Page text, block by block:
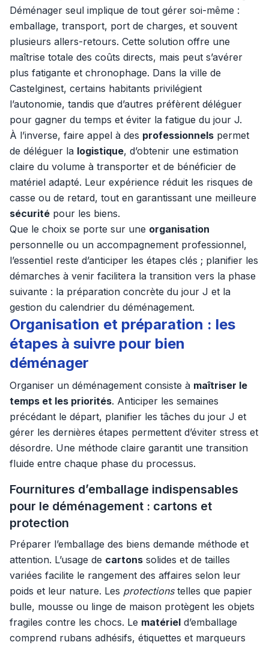
Déménager seul implique de tout gérer soi-même :
emballage, transport, port de charges, et souvent
plusieurs allers-retours. Cette solution offre une
maîtrise totale des coûts directs, mais peut s’avérer
plus fatigante et chronophage. Dans la ville de
Castelginest, certains habitants privilégient
l’autonomie, tandis que d’autres préfèrent déléguer
pour gagner du temps et éviter la fatigue du jour J.
À l’inverse, faire appel à des professionnels permet
de déléguer la logistique, d’obtenir une estimation
claire du volume à transporter et de bénéficier de
matériel adapté. Leur expérience réduit les risques de
casse ou de retard, tout en garantissant une meilleure
sécurité pour les biens.
Que le choix se porte sur une organisation
personnelle ou un accompagnement professionnel,
l’essentiel reste d’anticiper les étapes clés ; planifier les
démarches à venir facilitera la transition vers la phase
suivante : la préparation concrète du jour J et la
gestion du calendrier du déménagement.
Organisation et préparation : les
étapes à suivre pour bien
déménager
Organiser un déménagement consiste à maîtriser le
temps et les priorités. Anticiper les semaines
précédant le départ, planifier les tâches du jour J et
gérer les dernières étapes permettent d’éviter stress et
désordre. Une méthode claire garantit une transition
fluide entre chaque phase du processus.
Fournitures d’emballage indispensables
pour le déménagement : cartons et
protection
Préparer l’emballage des biens demande méthode et
attention. L’usage de cartons solides et de tailles
variées facilite le rangement des affaires selon leur
poids et leur nature. Les protectionstelles que papier
bulle, mousse ou linge de maison protègent les objets
fragiles contre les chocs. Le matériel d’emballage
comprend rubans adhésifs, étiquettes et marqueurs